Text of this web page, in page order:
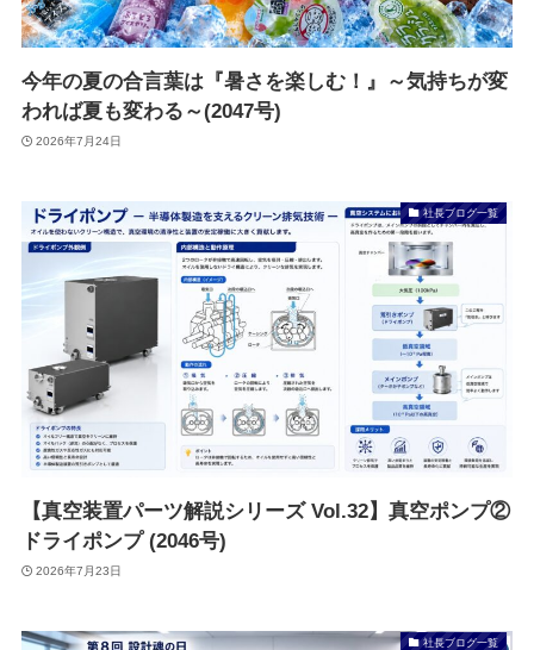
今年の夏の合言葉は『暑さを楽しむ！』～気持ちが変
われば夏も変わる～(2047号)
2026年7月24日
社長ブログ一覧
【真空装置パーツ解説シリーズ Vol.32】真空ポンプ②
ドライポンプ (2046号)
2026年7月23日
社長ブログ一覧